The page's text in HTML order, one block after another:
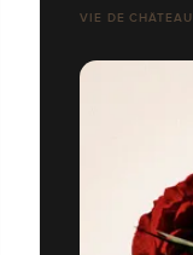
VIE DE CHÂTEAU